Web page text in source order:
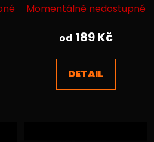
hodnocení
produktu
5,0
z
Momentálně nedostupné
od 189 Kč
DETAIL